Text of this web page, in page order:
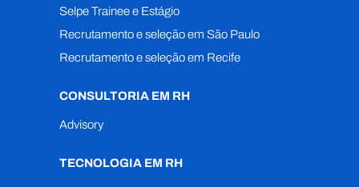
Selpe Trainee e Estágio
Recrutamento e seleção em São Paulo
Recrutamento e seleção em Recife
CONSULTORIA EM RH
Advisory
TECNOLOGIA EM RH